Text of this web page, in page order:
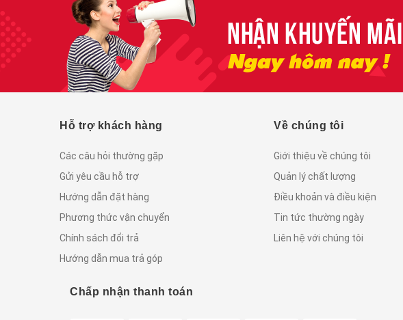
Hỗ trợ khách hàng
Các câu hỏi thường gặp
Gửi yêu cầu hỗ trợ
Hướng dẫn đặt hàng
Phương thức vận chuyển
Chính sách đổi trả
Hướng dẫn mua trả góp
Về chúng tôi
Giới thiệu về chúng tôi
Quản lý chất lượng
Điều khoản và điều kiện
Tin tức thường ngày
Liên hệ với chúng tôi
Chấp nhận thanh toán